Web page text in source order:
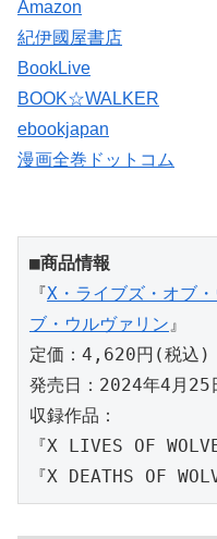
Amazon
紀伊國屋書店
BookLive
BOOK☆WALKER
ebookjapan
漫画全巻ドットコム
■商品情報
『X・ライブズ・オブ
ブ・ウルヴァリン』
定価：4,620円(税込)
発売日：2024年4月
収録作品：
『X LIVES OF
『X DEATHS OF